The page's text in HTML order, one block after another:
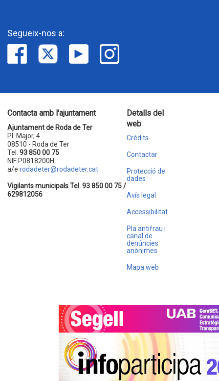
Segueix-nos a:
Contacta amb l'ajuntament
Ajuntament de Roda de Ter
Pl. Major, 4
08510 - Roda de Ter
Tel. 93 850 00 75
NIF P0818200H
a/e rodadeter@rodadeter.cat
Vigilants municipals Tel. 93 850 00 75 /
629812056
Detalls del
web
Crèdits
Contactar
Protecció de
dades
Avís legal
Accessibilitat
Pla antifrau i
canal de
denúncies
anònimes
Mapa web